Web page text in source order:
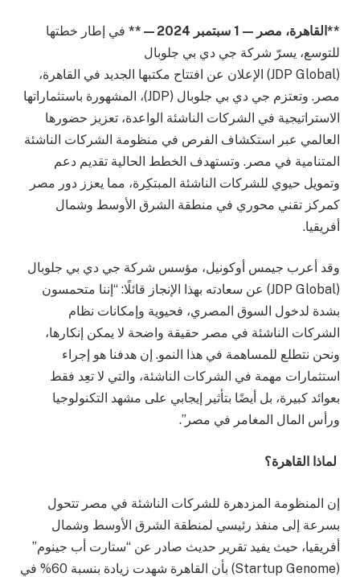
**القاهرة، مصر — 1 سبتمبر 2024—**
في إطار خطتها
للتوسع، يسرّ شركة جي دي بي جلوبال
(JDP Global) الإعلان عن افتتاح مكتبها الجديد في القاهرة،
مصر. وتعتزم جي دي بي جلوبال (JDP)، المشهورة باستثماراتها
الاستراتيجية في الشركات الناشئة الواعدة، تعزيز حضورها
العالمي عبر استكشاف الفرص في منظومة الشركات الناشئة
المتنامية في مصر. وتستهدف الخطط الحالية تقديم دعم
وتمويل حيوي للشركات الناشئة المبتكِرة، مما يعزز دور مصر
كمركز تقني محوري في منطقة الشرق الأوسط وشمال
أفريقيا.
وقد أعرب جيمس أوكونيل، مؤسس شركة جي دي بي جلوبال
(JDP Global) عن سعادته بهذا الإنجاز قائلًا: “إننا متحمسون
بشدة لدخول السوق المصري، فحيوية وإمكانات نظام
الشركات الناشئة في مصر حقيقة واضحة لا يمكن إنكارها،
ونحن نتطلع للمساهمة في هذا النمو. إن هدفنا هو إجراء
استثمارات مهمة في الشركات الناشئة، والتي لا تعِد فقط
بعوائد كبيرة، بل أيضًا بتأثير إيجابي على مشهد التكنولوجيا
ورأس المال المغامر في مصر”.
لماذا القاهرة؟
إن المنظومة المزدهرة للشركات الناشئة في مصر تتحول
بسرعة إلى منفذ رئيسي لمنطقة الشرق الأوسط وشمال
أفريقيا، حيث يفيد تقرير حديث صادر عن “ستارت أب جينوم”
(Startup Genome) بأن القاهرة شهدت زيادة بنسبة 60% في